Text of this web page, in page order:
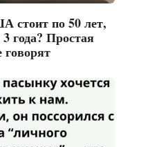
стоит по 50 лет,
3 года? Простая
говорят